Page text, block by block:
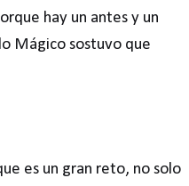
hay un antes y un
Mágico sostuvo que
es un gran reto, no solo